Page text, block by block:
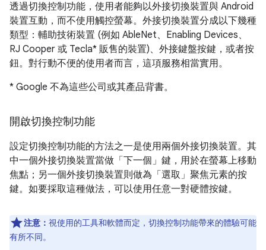
透過切換控制功能，使用者能夠以外接切換裝置與 Android
裝置互動，而不使用觸控螢幕。外接切換裝置分成以下幾種
類型：輔助技術裝置 (例如 AbleNet、Enabling Devices、
RJ Cooper 或 Tecla* 販售的裝置)、外接鍵盤按鍵，或者按
鈕。對行動不便的使用者而言，這項服務相當實用。
* Google 不為這些公司或其產品背書。
開啟切換控制功能
設定切換控制功能的方法之一是使用兩個外接切換裝置。其
中一個外接切換裝置當做「下一個」鍵，用於在螢幕上移動
焦點；另一個外接切換裝置則做為「選取」聚焦元素的按
鍵。如要採取這種做法，可以使用任意一對硬體按鍵。
注意： 視使用的工具和軟體而定，切換控制功能帶來的體驗可能
有所不同。